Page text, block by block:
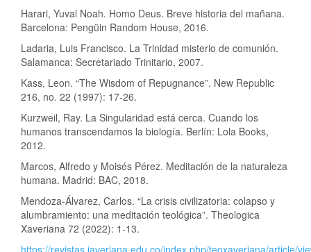
Harari, Yuval Noah. Homo Deus. Breve historia del mañana.
Barcelona: Pengüin Random House, 2016.
Ladaria, Luis Francisco. La Trinidad misterio de comunión.
Salamanca: Secretariado Trinitario, 2007.
Kass, Leon. “The Wisdom of Repugnance”. New Republic
216, no. 22 (1997): 17-26.
Kurzweil, Ray. La Singularidad está cerca. Cuando los
humanos transcendamos la biología. Berlín: Lola Books,
2012.
Marcos, Alfredo y Moisés Pérez. Meditación de la naturaleza
humana. Madrid: BAC, 2018.
Mendoza-Álvarez, Carlos. “La crisis civilizatoria: colapso y
alumbramiento: una meditación teológica”. Theologica
Xaveriana 72 (2022): 1-13.
https://revistas.javeriana.edu.co/index.php/teoxaveriana/article/